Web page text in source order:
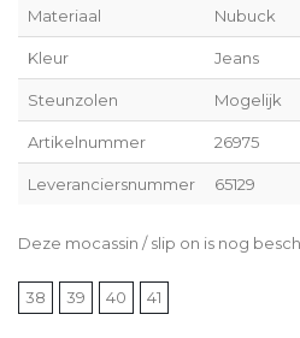
Materiaal Nubuck
Kleur Jeans
Steunzolen Mogelijk
Artikelnummer 26975
Leveranciersnummer 65129
Deze mocassin / slip on is nog
38 39 40 41